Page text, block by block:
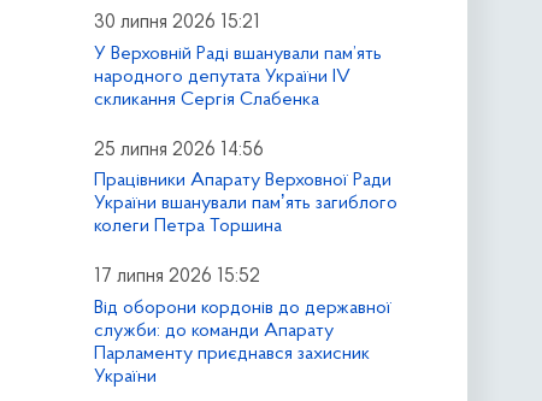
30 липня 2026 15:21
У Верховній Раді вшанували пам’ять
народного депутата України IV
скликання Сергія Слабенка
25 липня 2026 14:56
Працівники Апарату Верховної Ради
України вшанували памʼять загиблого
колеги Петра Торшина
17 липня 2026 15:52
Від оборони кордонів до державної
служби: до команди Апарату
Парламенту приєднався захисник
України